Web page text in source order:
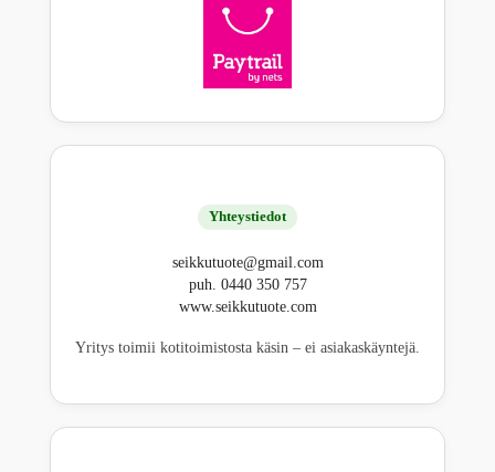
Yhteystiedot
seikkutuote@gmail.com
puh. 0440 350 757
www.seikkutuote.com
Yritys toimii kotitoimistosta käsin – ei asiakaskäyntejä.